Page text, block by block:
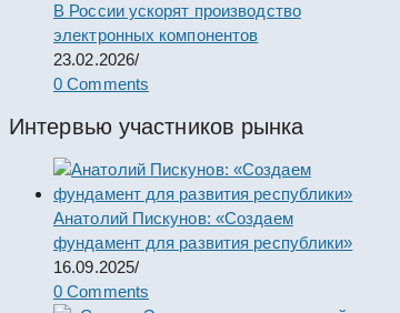
В России ускорят производство
электронных компонентов
23.02.2026/
0 Comments
Интервью участников рынка
Анатолий Пискунов: «Создаем
фундамент для развития республики»
16.09.2025/
0 Comments